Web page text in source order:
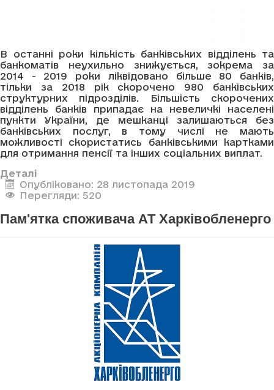
В останні роки кількість банківських відділень та
банкоматів неухильно знижується, зокрема за
2014 - 2019 роки ліквідовано більше 80 банків,
тільки за 2018 рік скорочено 980 банківських
структурних підрозділів. Більшість скорочених
відділень банків припадає на невеличкі населені
пункти України, де мешканці залишаються без
банківських послуг, в тому числі не мають
можливості скористатись банківськими картками
для отримання пенсії та інших соціальних виплат.
Деталі
Опубліковано: 28 листопада 2019
Перегляди: 520
Пам'ятка споживача АТ Харківобленерго